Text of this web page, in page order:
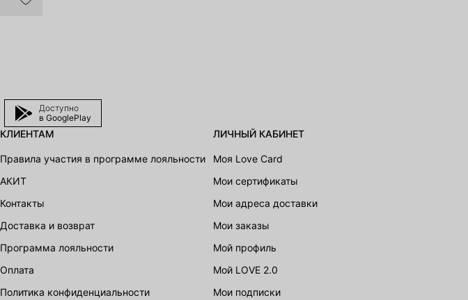
Доступно
в GooglePlay
КЛИЕНТАМ
Правила участия в программе лояльности
АКИТ
Контакты
Доставка и возврат
Программа лояльности
Оплата
Политика конфиденциальности
ЛИЧНЫЙ КАБИНЕТ
Моя Love Card
Мои сертификаты
Мои адреса доставки
Мои заказы
Мой профиль
Мой LOVE 2.0
Мои подписки